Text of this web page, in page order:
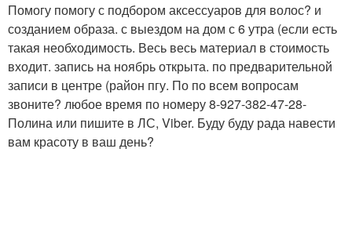
Помогу помогу с подбором аксессуаров для волос? и
созданием образа. с выездом на дом с 6 утра (если есть
такая необходимость. Весь весь материал в стоимость
входит. запись на ноябрь открыта. по предварительной
записи в центре (район пгу. По по всем вопросам
звоните? любое время по номеру 8-927-382-47-28-
Полина или пишите в ЛС, Viber. Буду буду рада навести
вам красоту в ваш день?